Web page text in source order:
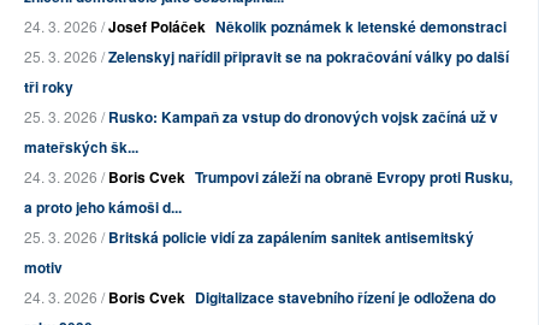
24. 3. 2026 /Josef Poláček Několik poznámek k letenské demonstraci
25. 3. 2026 /Zelenskyj nařídil připravit se na pokračování války po další
tři roky
25. 3. 2026 /Rusko: Kampaň za vstup do dronových vojsk začíná už v
mateřských šk...
24. 3. 2026 /Boris Cvek Trumpovi záleží na obraně Evropy proti Rusku,
a proto jeho kámoši d...
25. 3. 2026 /Britská policie vidí za zapálením sanitek antisemitský
motiv
24. 3. 2026 /Boris Cvek Digitalizace stavebního řízení je odložena do